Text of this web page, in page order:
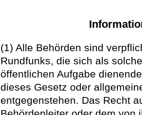
(1) Alle Behörden sind
Rundfunks, die sich als
öffentlichen Aufgabe
dieses Gesetz oder
entgegenstehen. Das Recht